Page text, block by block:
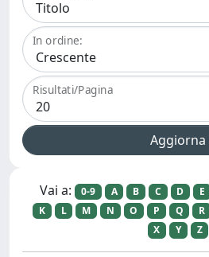
In ordine:
Risultati/Pagina
Vai a: 0-9 A B C D E
K
L M N O P Q R
X
Y Z